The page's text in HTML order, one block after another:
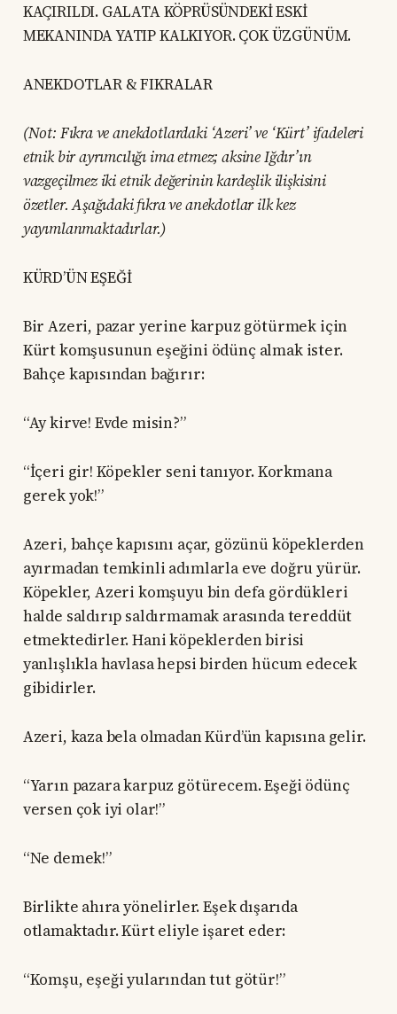
KAÇIRILDI. GALATA KÖPRÜSÜNDEKİ ESKİ
MEKANINDA YATIP KALKIYOR. ÇOK ÜZGÜNÜM.
ANEKDOTLAR & FIKRALAR
(Not: Fıkra ve anekdotlardaki ‘Azeri’ ve ‘Kürt’ ifadeleri
etnik bir ayrımcılığı ima etmez; aksine Iğdır’ın
vazgeçilmez iki etnik değerinin kardeşlik ilişkisini
özetler. Aşağıdaki fıkra ve anekdotlar ilk kez
yayımlanmaktadırlar.)
KÜRD’ÜN EŞEĞİ
Bir Azeri, pazar yerine karpuz götürmek için
Kürt komşusunun eşeğini ödünç almak ister.
Bahçe kapısından bağırır:
“Ay kirve! Evde misin?”
“İçeri gir! Köpekler seni tanıyor. Korkmana
gerek yok!”
Azeri, bahçe kapısını açar, gözünü köpeklerden
ayırmadan temkinli adımlarla eve doğru yürür.
Köpekler, Azeri komşuyu bin defa gördükleri
halde saldırıp saldırmamak arasında tereddüt
etmektedirler. Hani köpeklerden birisi
yanlışlıkla havlasa hepsi birden hücum edecek
gibidirler.
Azeri, kaza bela olmadan Kürd’ün kapısına gelir.
“Yarın pazara karpuz götürecem. Eşeği ödünç
versen çok iyi olar!”
“Ne demek!”
Birlikte ahıra yönelirler. Eşek dışarıda
otlamaktadır. Kürt eliyle işaret eder:
“Komşu, eşeği yularından tut götür!”